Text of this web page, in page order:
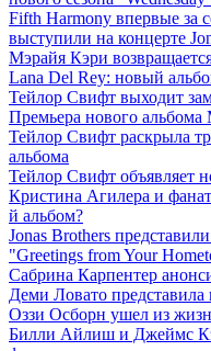
Fifth Harmony впервые за
выступили на концерте
Мэрайя Кэри
Lana Del Rey: новый
Тейлор Свифт выходит
Премьера нового
Тейлор Свифт раскрыла
альбома
Тейлор Свифт объявляет
Кристина Агилера и
й альбом?
Jonas Brothers
"Greetings from Your
Сабрина Карпентер
Деми Ловато
Оззи Осборн ушел из
Билли Айлиш и Джеймс